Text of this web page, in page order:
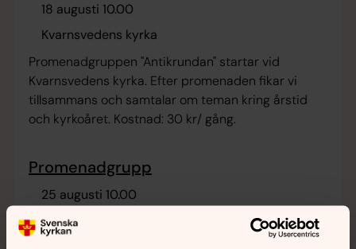
18 augusti 10.00
Kvarnsvedens kyrka
Promenadgruppen "Antikrundan" startar vid
Kvarnsvedens kyrka. Efter promenaden fikar vi
tillsammans och samtalar om teman kring årstid
och kyrkoåret. Kostnad: 30 kr/ gång.
Promenadgrupp
25 augusti 10.00
Kvarnsvedens kyrka